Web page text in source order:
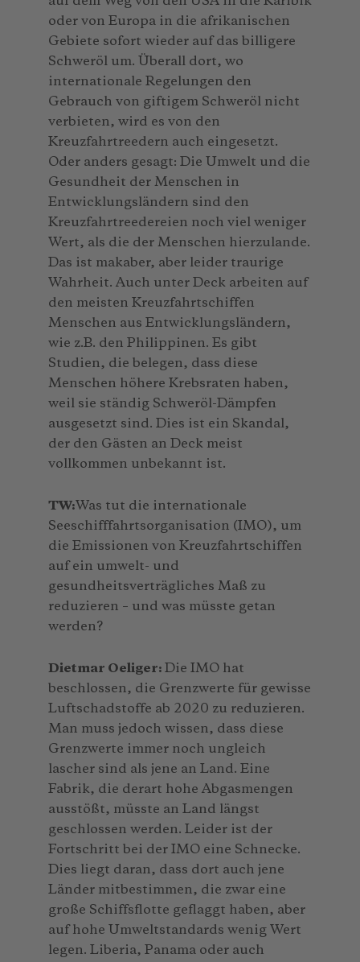
oder von Europa in die afrikanischen
Gebiete sofort wieder auf das billigere
Schweröl um. Überall dort, wo
internationale Regelungen den
Gebrauch von giftigem Schweröl nicht
verbieten, wird es von den
Kreuzfahrtreedern auch eingesetzt.
Oder anders gesagt: Die Umwelt und die
Gesundheit der Menschen in
Entwicklungsländern sind den
Kreuzfahrtreedereien noch viel weniger
Wert, als die der Menschen hierzulande.
Das ist makaber, aber leider traurige
Wahrheit. Auch unter Deck arbeiten auf
den meisten Kreuzfahrtschiffen
Menschen aus Entwicklungsländern,
wie z.B. den Philippinen. Es gibt
Studien, die belegen, dass diese
Menschen höhere Krebsraten haben,
weil sie ständig Schweröl-Dämpfen
ausgesetzt sind. Dies ist ein Skandal,
der den Gästen an Deck meist
vollkommen unbekannt ist.
TW:Was tut die internationale
Seeschifffahrtsorganisation (IMO), um
die Emissionen von Kreuzfahrtschiffen
auf ein umwelt- und
gesundheitsverträgliches Maß zu
reduzieren – und was müsste getan
werden?
Dietmar Oeliger: Die IMO hat
beschlossen, die Grenzwerte für gewisse
Luftschadstoffe ab 2020 zu reduzieren.
Man muss jedoch wissen, dass diese
Grenzwerte immer noch ungleich
lascher sind als jene an Land. Eine
Fabrik, die derart hohe Abgasmengen
ausstößt, müsste an Land längst
geschlossen werden. Leider ist der
Fortschritt bei der IMO eine Schnecke.
Dies liegt daran, dass dort auch jene
Länder mitbestimmen, die zwar eine
große Schiffsflotte geflaggt haben, aber
auf hohe Umweltstandards wenig Wert
legen. Liberia, Panama oder auch